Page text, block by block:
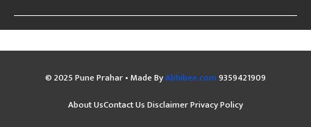
© 2025 Pune Prahar • Made ByAbhibee.com9359421909
About UsContact UsDisclaimerPrivacy Policy